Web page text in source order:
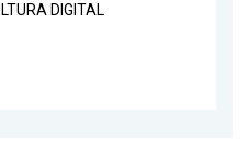
DIGITAL